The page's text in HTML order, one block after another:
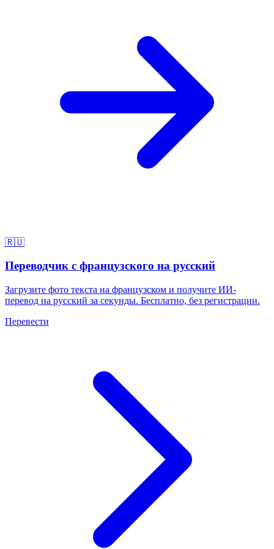
🇷🇺
Переводчик с французского на русский
Загрузите фото текста на французском и получите ИИ-
перевод на русский за секунды. Бесплатно, без регистрации.
Перевести